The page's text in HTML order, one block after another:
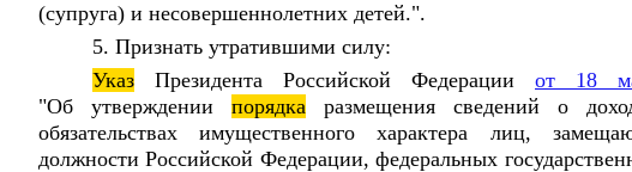
(супруга) и несовершеннолетних детей.".
5. Признать утратившими силу:
Указ Президента Российской Федерации от 18
"Об утверждении порядка размещения сведений о
обязательствах имущественного характера лиц,
должности Российской Федерации, федеральных